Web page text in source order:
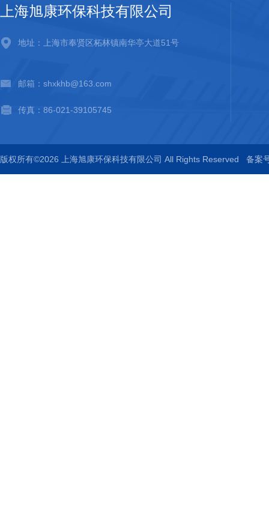
上海旭康环保科技有限公司
地址：上海市奉贤区柘林镇南华亭大道51号
邮箱：shxkhb@163.com
传真：86-021-39105745
版权所有©2026 上海旭康环保科技有限公司 All Rights Reserved 备案